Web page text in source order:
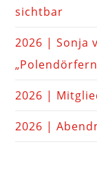
sichtbar
2026 | Sonja
2026 |
2026 |